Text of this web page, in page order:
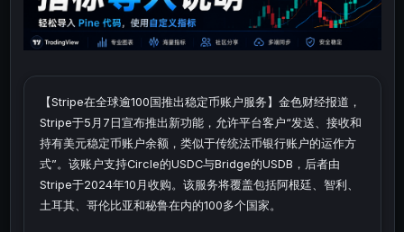
【Stripe在全球逾100国推出稳定币账户服务】金色财经报道，
Stripe于5月7日宣布推出新功能，允许平台客户“发送、接收和
持有美元稳定币账户余额，类似于传统法币银行账户的运作方
式”。该账户支持Circle的USDC与Bridge的USDB，后者由
Stripe于2024年10月收购。该服务将覆盖包括阿根廷、智利、
土耳其、哥伦比亚和秘鲁在内的100多个国家。